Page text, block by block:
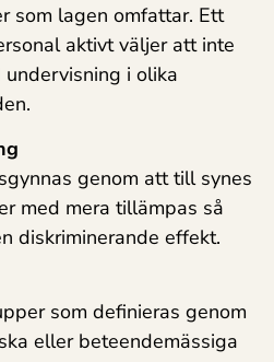
som lagen omfattar. Ett
aktivt väljer att inte
i olika
genom att till synes
med mera tillämpas så
diskriminerande effekt.
som definieras genom
eller beteendemässiga